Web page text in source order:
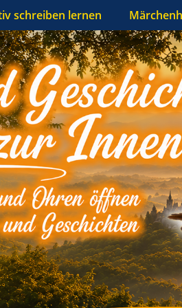
schreiben lernen